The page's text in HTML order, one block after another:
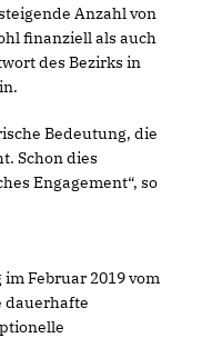
Anzahl von
finanziell als auch
des Bezirks in
Bedeutung, die
Schon dies
Engagement“, so
Februar 2019 vom
dauerhafte